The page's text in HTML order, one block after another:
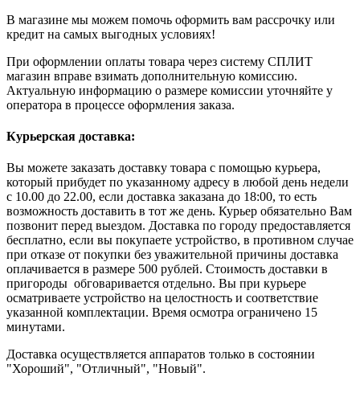
В магазине мы можем помочь оформить вам рассрочку или
кредит на самых выгодных условиях!
При оформлении оплаты товара через систему СПЛИТ
магазин вправе взимать дополнительную комиссию.
Актуальную информацию о размере комиссии уточняйте у
оператора в процессе оформления заказа.
Курьерская доставка:
Вы можете заказать доставку товара с помощью курьера,
который прибудет по указанному адресу в любой день недели
с 10.00 до 22.00, если доставка заказана до 18:00, то есть
возможность доставить в тот же день. Курьер обязательно Вам
позвонит перед выездом. Доставка по городу предоставляется
бесплатно, если вы покупаете устройство, в противном случае
при отказе от покупки без уважительной причины доставка
оплачивается в размере 500 рублей. Стоимость доставки в
пригороды обговаривается отдельно. Вы при курьере
осматриваете устройство на целостность и соответствие
указанной комплектации. Время осмотра ограничено 15
минутами.
Доставка осуществляется аппаратов только в состоянии
"Хороший", "Отличный", "Новый".